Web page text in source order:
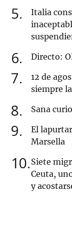
5
Italia
6 Directo:
7
12 de
siempre
8 Sana
9
El
Marsella
10 Siete
Ceuta,
y